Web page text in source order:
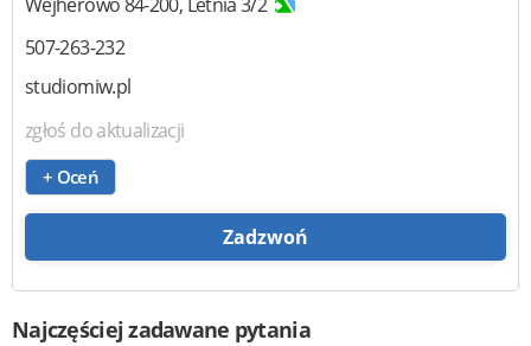
Wejherowo84-200, Letnia 3/2
507-263-232
studiomiw.pl
zgłoś do aktualizacji
+ Oceń
Zadzwoń
Najczęściej zadawane pytania